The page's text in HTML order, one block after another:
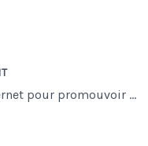
Utiliser internet pour promouvoir une entreprise : c’est possible